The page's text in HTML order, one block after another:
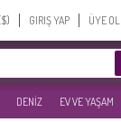
GIRIŞ YAP ÜYE OL
DENİZ EV VE YAŞAM